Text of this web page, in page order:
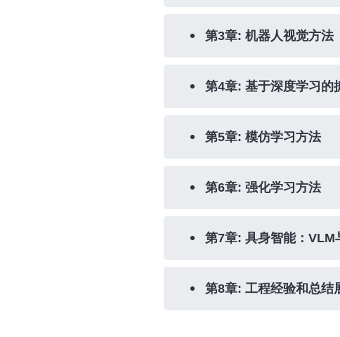
第3章: 机器人视觉方法
第4章: 基于深度学习的
第5章: 模仿学习方法
第6章: 强化学习方法
第7章: 具身智能：VLM
第8章: 工程经验和总结